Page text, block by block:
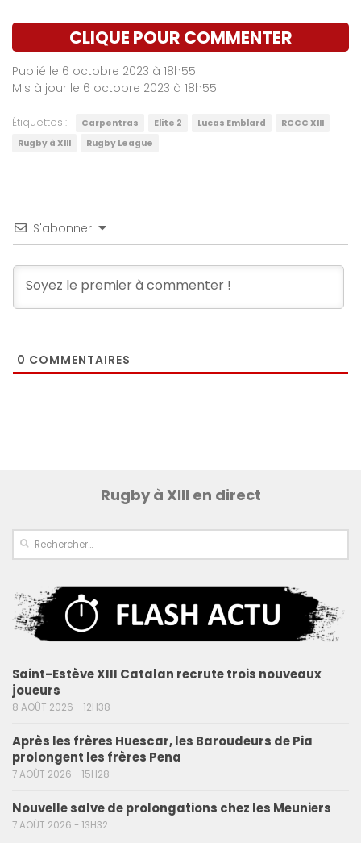
CLIQUE POUR COMMENTER
Publié le 6 octobre 2023 à 18h55
Mis à jour le 6 octobre 2023 à 18h55
Étiquettes : Carpentras Elite 2 Lucas Emblard
RCCC XIII
Rugby à XIII
Rugby League
S'abonner
0 COMMENTAIRES
Rugby à XIII en direct
Saint-Estève XIII Catalan recrute trois nouveaux
joueurs
8 AOÛT 2026 - 12H38
Après les frères Huescar, les Baroudeurs de Pia
prolongent les frères Pena
7 AOÛT 2026 - 15H28
Nouvelle salve de prolongations chez les Meuniers
7 AOÛT 2026 - 13H32